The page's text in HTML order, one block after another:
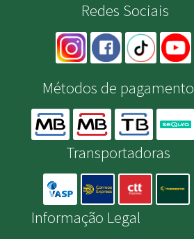
Redes Sociais
Métodos de pagamento
Transportadoras
Informação Legal